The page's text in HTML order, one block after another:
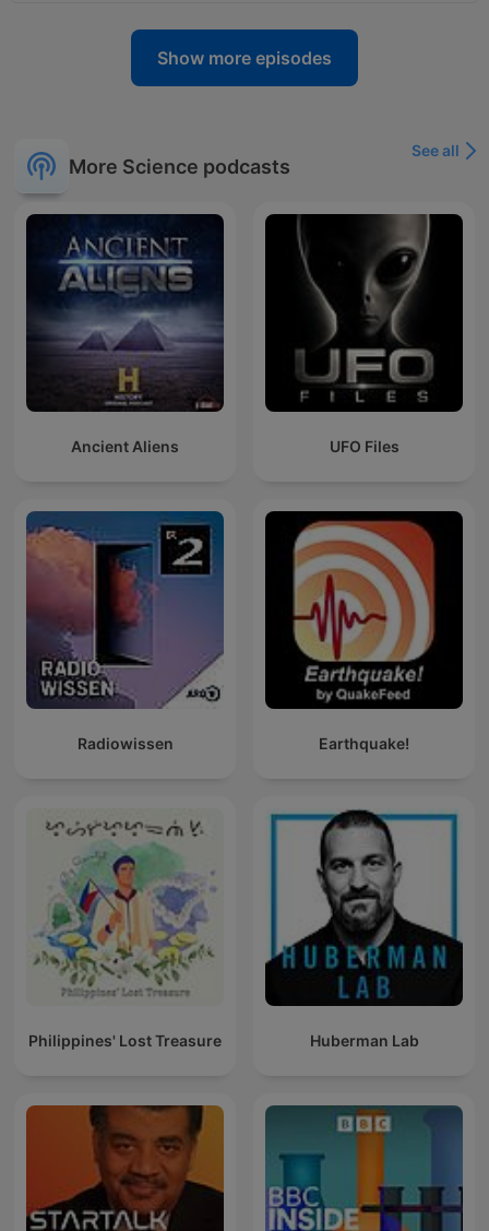
Show more episodes
More Science podcasts
See all
Ancient Aliens UFO Files
Radiowissen Earthquake!
Philippines' Lost Treasure Huberman Lab